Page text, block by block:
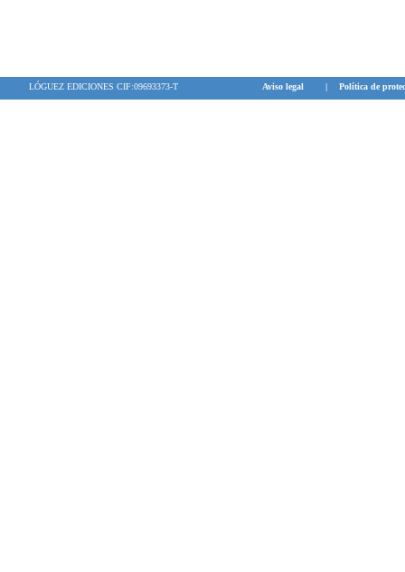
LÓGUEZ EDICIONES CIF:09693373-T Aviso legal | Política de